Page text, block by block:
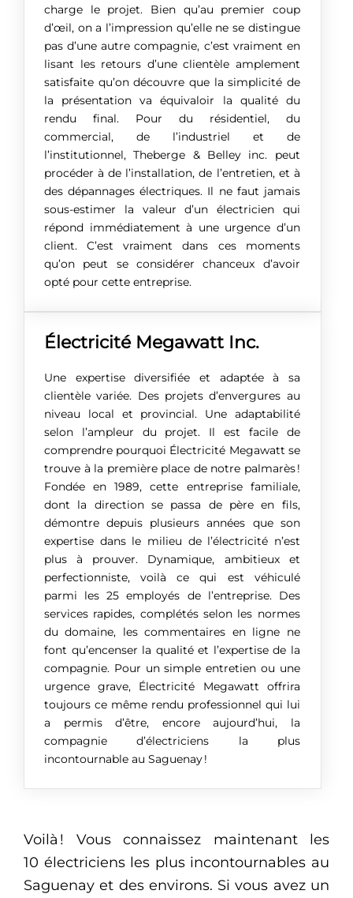
charge le projet. Bien qu’au premier coup
d’œil, on a l’impression qu’elle ne se distingue
pas d’une autre compagnie, c’est vraiment en
lisant les retours d’une clientèle amplement
satisfaite qu’on découvre que la simplicité de
la présentation va équivaloir la qualité du
rendu final. Pour du résidentiel, du
commercial, de l’industriel et de
l’institutionnel, Theberge & Belley inc. peut
procéder à de l’installation, de l’entretien, et à
des dépannages électriques. Il ne faut jamais
sous-estimer la valeur d’un électricien qui
répond immédiatement à une urgence d’un
client. C’est vraiment dans ces moments
qu’on peut se considérer chanceux d’avoir
opté pour cette entreprise.
Électricité Megawatt Inc.
Une expertise diversifiée et adaptée à sa
clientèle variée. Des projets d’envergures au
niveau local et provincial. Une adaptabilité
selon l’ampleur du projet. Il est facile de
comprendre pourquoi Électricité Megawatt se
trouve à la première place de notre palmarès !
Fondée en 1989, cette entreprise familiale,
dont la direction se passa de père en fils,
démontre depuis plusieurs années que son
expertise dans le milieu de l’électricité n’est
plus à prouver. Dynamique, ambitieux et
perfectionniste, voilà ce qui est véhiculé
parmi les 25 employés de l’entreprise. Des
services rapides, complétés selon les normes
du domaine, les commentaires en ligne ne
font qu’encenser la qualité et l’expertise de la
compagnie. Pour un simple entretien ou une
urgence grave, Électricité Megawatt offrira
toujours ce même rendu professionnel qui lui
a permis d’être, encore aujourd’hui, la
compagnie d’électriciens la plus
incontournable au Saguenay !
Voilà ! Vous connaissez maintenant les
10 électriciens les plus incontournables au
Saguenay et des environs. Si vous avez un